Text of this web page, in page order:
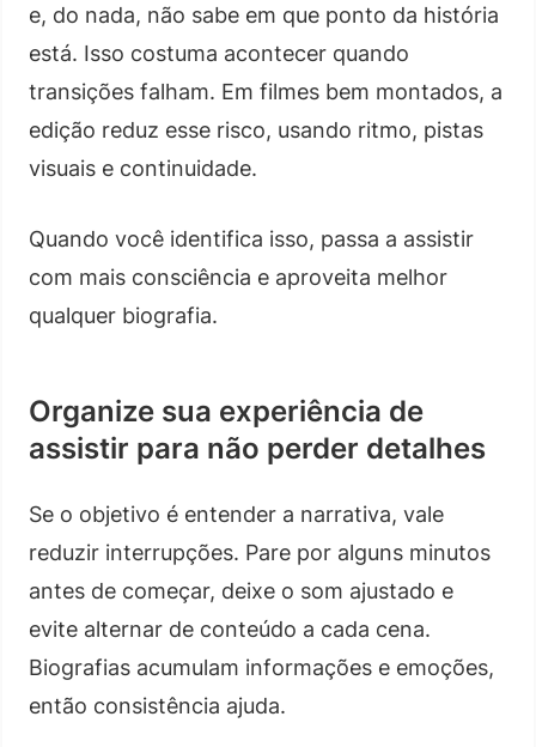
e, do nada, não sabe em que ponto da história
está. Isso costuma acontecer quando
transições falham. Em filmes bem montados, a
edição reduz esse risco, usando ritmo, pistas
visuais e continuidade.
Quando você identifica isso, passa a assistir
com mais consciência e aproveita melhor
qualquer biografia.
Organize sua experiência de
assistir para não perder detalhes
Se o objetivo é entender a narrativa, vale
reduzir interrupções. Pare por alguns minutos
antes de começar, deixe o som ajustado e
evite alternar de conteúdo a cada cena.
Biografias acumulam informações e emoções,
então consistência ajuda.